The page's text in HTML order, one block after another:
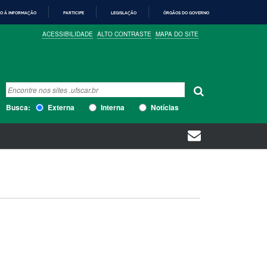
À INFORMAÇÃO PARTICIPE LEGISLAÇÃO ÓRGÃOS DO GOVERNO
ACESSIBILIDADE ALTO CONTRASTE MAPA DO SITE
Busca
Busca Avançada…
Busca: Externa Interna Notícias